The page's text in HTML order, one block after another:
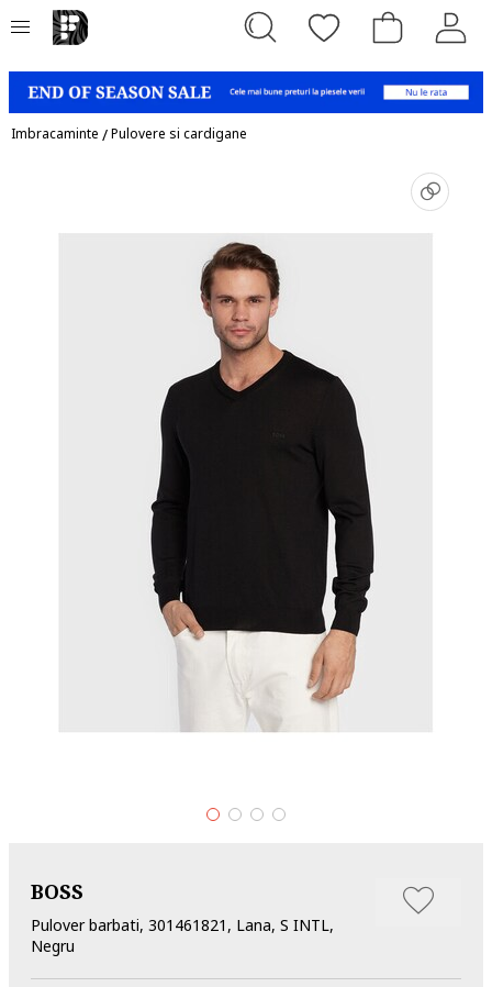
Imbracaminte /Pulovere si cardigane
BOSS
Pulover barbati, 301461821, Lana, S INTL,
Negru